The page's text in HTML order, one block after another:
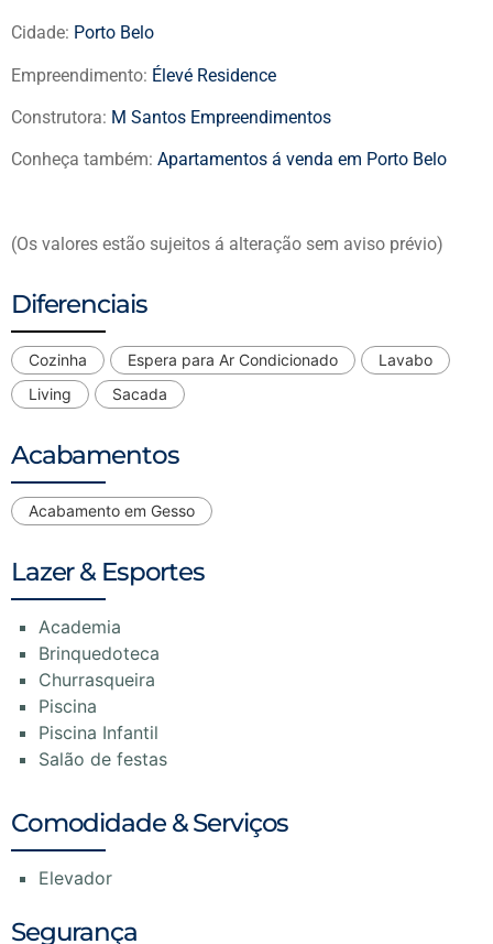
Cidade: Porto Belo
Empreendimento: Élevé Residence
Construtora: M Santos Empreendimentos
Conheça também: Apartamentos á venda em Porto Belo
(Os valores estão sujeitos á alteração sem aviso prévio)
Diferenciais
Cozinha Espera para Ar Condicionado
Lavabo
Living
Sacada
Acabamentos
Acabamento em Gesso
Lazer & Esportes
Academia
Brinquedoteca
Churrasqueira
Piscina
Piscina Infantil
Salão de festas
Comodidade & Serviços
Elevador
Segurança